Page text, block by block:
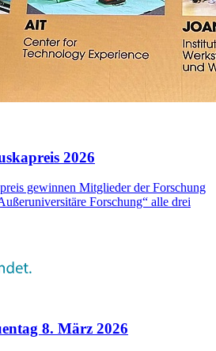
2026
gewinnen Mitglieder der Forschung
Forschung“ alle drei
8. März 2026